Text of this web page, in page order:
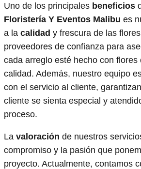
Uno de los principales beneficios
Floristería Y Eventos Malibu es
a la calidad y frescura de las
proveedores de confianza para
cada arreglo esté hecho con flores
calidad. Además, nuestro equipo
con el servicio al cliente,
cliente se sienta especial y
proceso.
La valoración de nuestros
compromiso y la pasión que
proyecto. Actualmente, contamos